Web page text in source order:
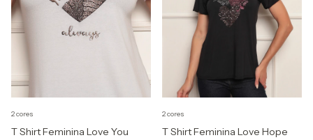
T Shirt Feminina Love You
2 cores
T Shirt Feminina Love Hope
2 cores